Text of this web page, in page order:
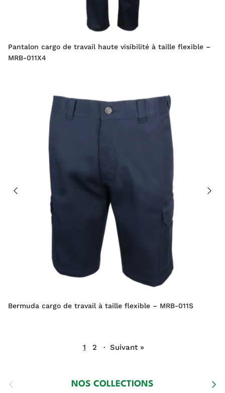
Pantalon cargo de travail haute visibilité à taille flexible –
MRB-011X4
Bermuda cargo de travail à taille flexible – MRB-011S
1 2 · Suivant »
Précédent NOS COLLECTIONS